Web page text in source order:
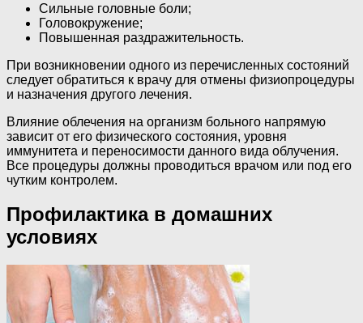
Сильные головные боли;
Головокружение;
Повышенная раздражительность.
При возникновении одного из перечисленных состояний
следует обратиться к врачу для отмены физиопроцедуры
и назначения другого лечения.
Влияние облечения на организм больного напрямую
зависит от его физического состояния, уровня
иммунитета и переносимости данного вида облучения.
Все процедуры должны проводиться врачом или под его
чутким контролем.
Профилактика в домашних
условиях